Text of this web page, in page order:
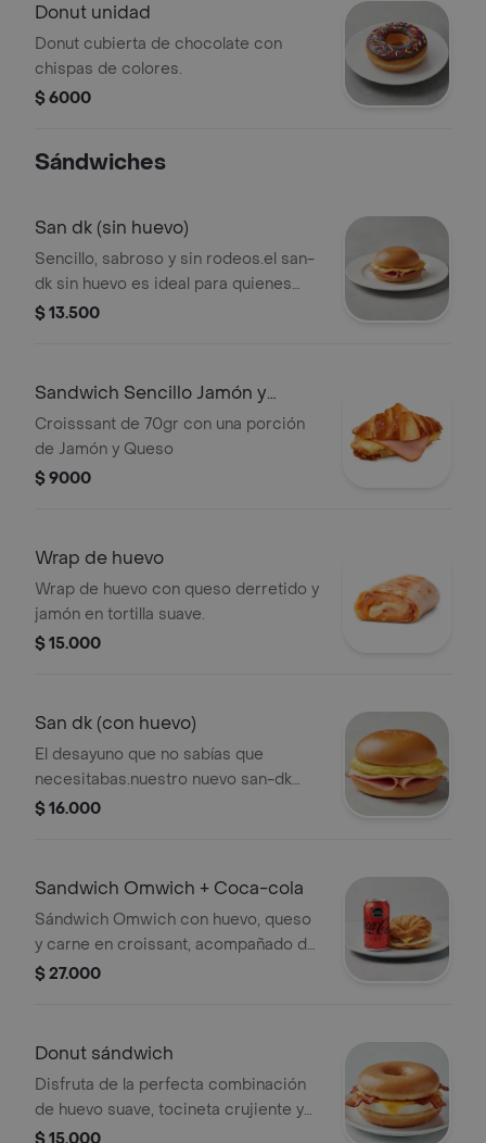
Donut unidad
Donut cubierta de chocolate con
chispas de colores.
$ 6000
Sándwiches
San dk (sin huevo)
Sencillo, sabroso y sin rodeos.el san-
dk sin huevo es ideal para quienes
buscan sabor clásico y directo: pan
salsa showy.
$ 13.500
Sandwich Sencillo Jamón y
Queso
Croisssant de 70gr con una porción
de Jamón y Queso
$ 9000
Wrap de huevo
Wrap de huevo con queso derretido y
jamón en tortilla suave.
$ 15.000
San dk (con huevo)
El desayuno que no sabías que
necesitabas.nuestro nuevo san-dk
combina lo mejor de todo en un solo
nuestra deliciosa salsa showy.
$ 16.000
Sandwich Omwich + Coca-cola
Sándwich Omwich con huevo, queso
y carne en croissant, acompañado de
una Coca-Cola.
$ 27.000
Donut sándwich
Disfruta de la perfecta combinación
de huevo suave, tocineta crujiente y
queso derretido entre dos mitades